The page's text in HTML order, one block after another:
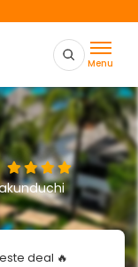
Menu
deal 🔥